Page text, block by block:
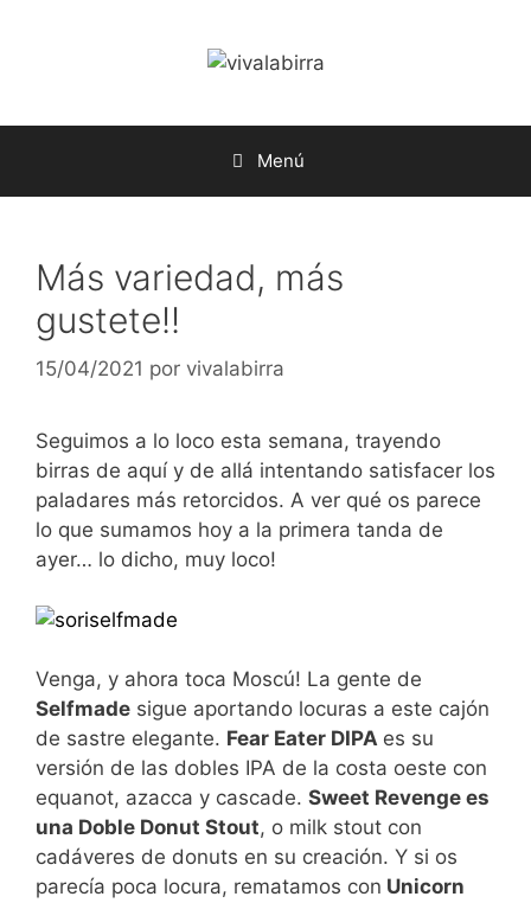
Menú
Más variedad, más
gustete!!
15/04/2021 por vivalabirra
Seguimos a lo loco esta semana, trayendo
birras de aquí y de allá intentando satisfacer los
paladares más retorcidos. A ver qué os parece
lo que sumamos hoy a la primera tanda de
ayer… lo dicho, muy loco!
Venga, y ahora toca Moscú! La gente de
Selfmade sigue aportando locuras a este cajón
de sastre elegante. Fear Eater DIPA es su
versión de las dobles IPA de la costa oeste con
equanot, azacca y cascade. Sweet Revenge es
una Doble Donut Stout, o milk stout con
cadáveres de donuts en su creación. Y si os
parecía poca locura, rematamos con Unicorn